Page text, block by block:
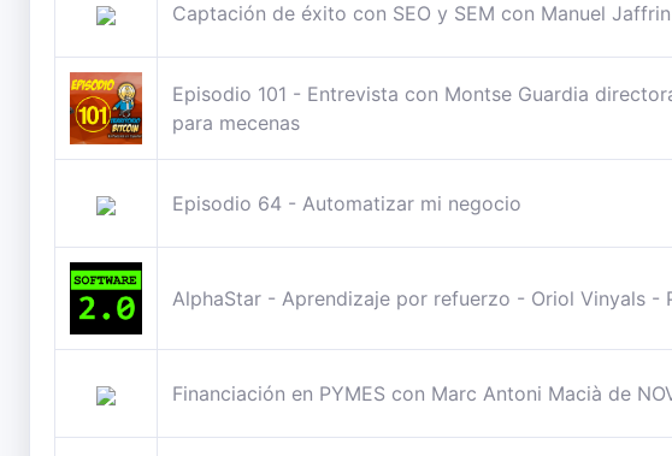
Captación de éxito con SEO y SEM con Manuel Jaffrin
Episodio 101 - Entrevista con Montse Guardia
para mecenas
Episodio 64 - Automatizar mi negocio
AlphaStar - Aprendizaje por refuerzo - Oriol Vinyals -
Financiación en PYMES con Marc Antoni Macià de